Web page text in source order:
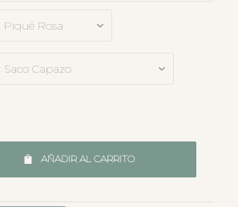
AÑADIR AL CARRITO